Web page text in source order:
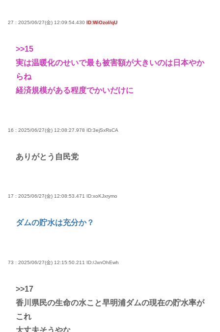
27 : 2025/06/27(金) 12:09:54.430 ID:WiOzoI/qU
>>15
実は温暖化のせいで最も被害額が大きいのは日本やか
らね
経済規模がある程度でかいだけに
16 : 2025/06/27(金) 12:08:27.978 ID:3ejSxRsCA
ありがとう自民党
17 : 2025/06/27(金) 12:08:53.471 ID:xoKJxrymo
ダムの貯水は充分か？
73 : 2025/06/27(金) 12:15:50.211 ID:/JxnOhEwh
>>17
香川県民の生命の水こと早明浦ダムの現在の貯水率が
これ
大丈夫そうやな